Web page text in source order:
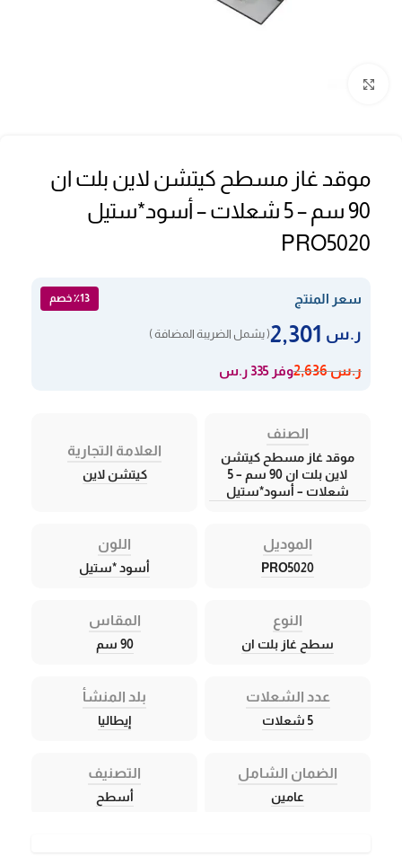
موقد غاز مسطح كيتشن لاين بلت ان
90 سم – 5 شعلات – أسود*ستيل
PRO5020
سعر المنتج ٪13 خصم
ر.س ( يشمل الضريبة المضافة )
ر.س2,636 وفر 335 ر.س
الصنف
موقد غاز مسطح كيتشن
لاين بلت ان 90 سم – 5
شعلات – أسود*ستيل
العلامة التجارية
كيتشن لاين
الموديل
PRO5020
اللون
أسود *ستيل
النوع
سطح غاز بلت ان
المقاس
90 سم
عدد الشعلات
5 شعلات
بلد المنشأ
إيطاليا
الضمان الشامل
عامين
التصنيف
أسطح